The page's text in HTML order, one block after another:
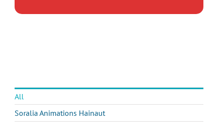
All
Soralia Animations Hainaut